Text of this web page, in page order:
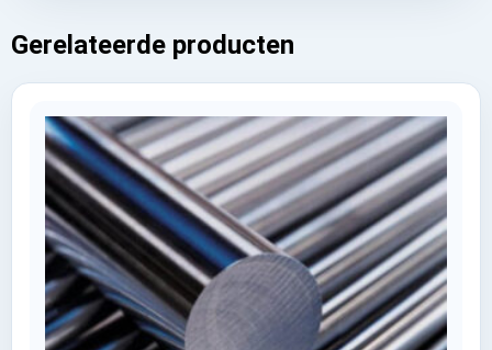
Gerelateerde producten